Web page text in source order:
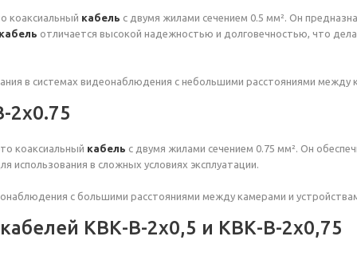
коаксиальный кабель с двумя жилами сечением 0.5 мм². Он
кабель отличается высокой надежностью и долговечностью, что
в системах видеонаблюдения с небольшими расстояниями между
2x0.75
коаксиальный кабель с двумя жилами сечением 0.75 мм². Он
использования в сложных условиях эксплуатации.
с большими расстояниями между камерами и
КВК-В-2x0,5 и КВК-В-2x0,75